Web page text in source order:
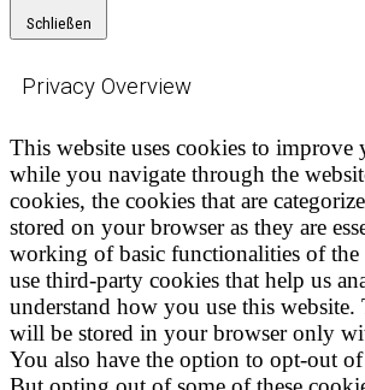
Schließen
Privacy Overview
This website uses cookies to improve
while you navigate through the
cookies, the cookies that are
stored on your browser as they are
working of basic functionalities of the
use third-party cookies that help us
understand how you use this website.
will be stored in your browser only
You also have the option to opt-out of